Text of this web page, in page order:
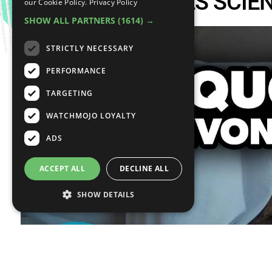
our Cookie Policy. Privacy Policy
SHOW ALL PARTNERS (1614) →
STRICTLY NECESSARY
PERFORMANCE
TARGETING
WATCHMOJO LOYALTY
ADS
ACCEPT ALL DECLINE ALL
SHOW DETAILS